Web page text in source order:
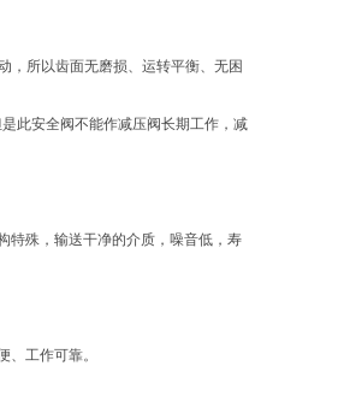
，所以齿面无磨损、运转平衡、无困
此安全阀不能作减压阀长期工作，减
特殊，输送干净的介质，噪音低，寿
工作可靠。